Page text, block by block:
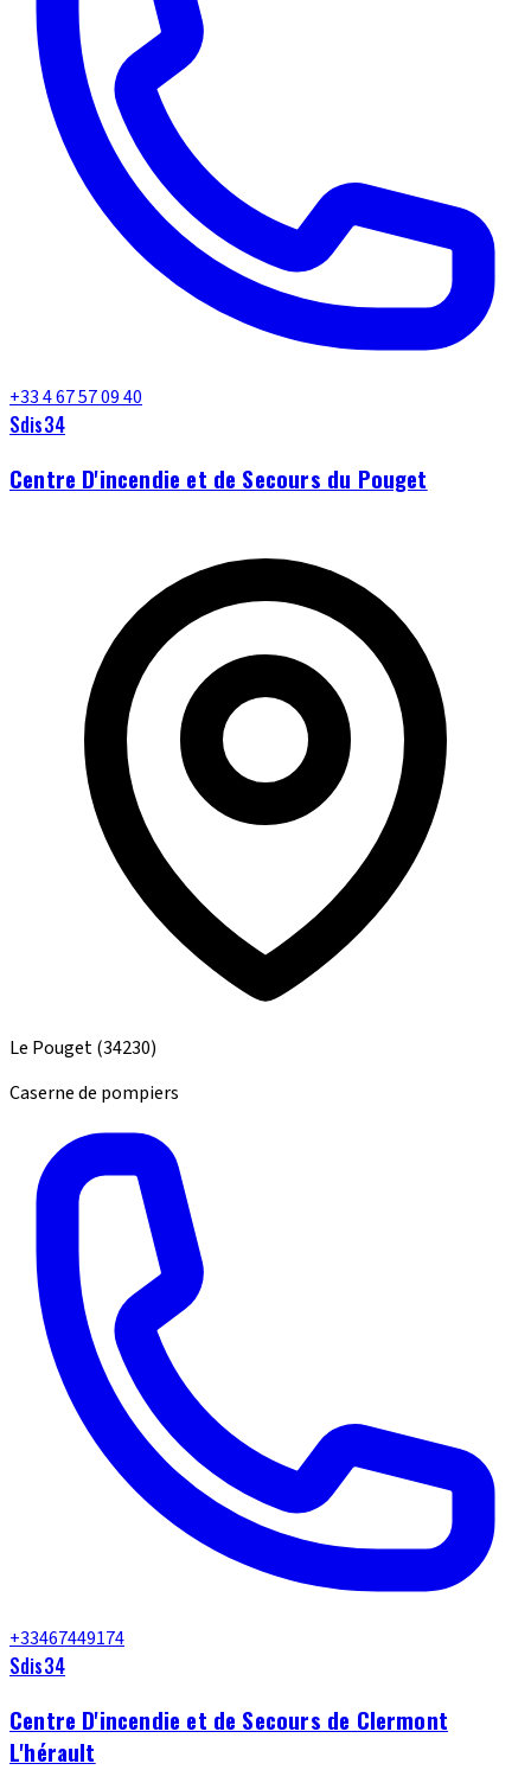
+33 4 67 57 09 40
Sdis34
Centre D'incendie et de Secours du Pouget
Le Pouget(34230)
Caserne de pompiers
+33467449174
Sdis34
Centre D'incendie et de Secours de Clermont
L'hérault